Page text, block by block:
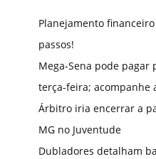
Planejamento
passos!
Mega-Sena pode pagar
terça-feira; acompanhe
Árbitro iria encerrar a
MG no Juventude
Dubladores detalham